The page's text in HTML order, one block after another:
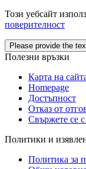
Този уебсайт
поверителност
Please provide the
Полезни връзки
Карта на
Homepage
Достъпност
Отказ от
Свържете се
Политики и
Политика за